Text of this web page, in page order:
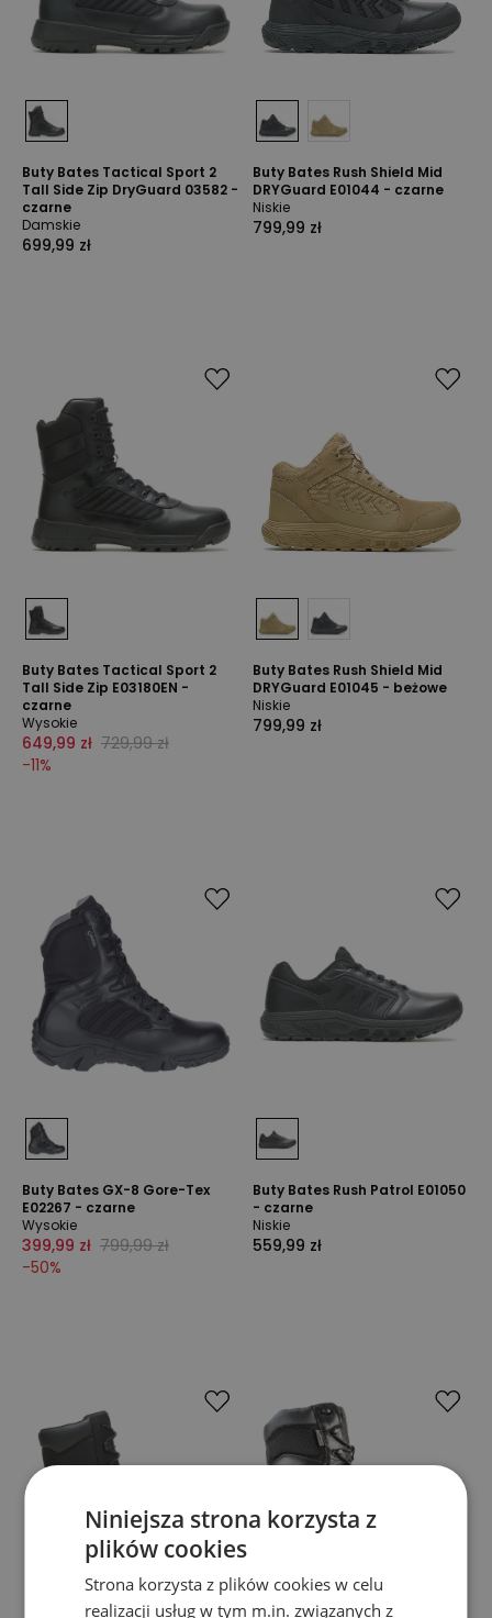
Buty Bates Tactical Sport 2
Tall Side Zip DryGuard 03582 -
czarne
Damskie
699,99 zł
Buty Bates Rush Shield Mid
DRYGuard E01044 - czarne
Niskie
799,99 zł
Buty Bates Tactical Sport 2
Tall Side Zip E03180EN -
czarne
Wysokie
649,99 zł 729,99 zł
-11%
Buty Bates Rush Shield Mid
DRYGuard E01045 - beżowe
Niskie
799,99 zł
Buty Bates GX-8 Gore-Tex
E02267 - czarne
Wysokie
399,99 zł 799,99 zł
-50%
Buty Bates Rush Patrol E01050
- czarne
Niskie
559,99 zł
Niniejsza strona korzysta z
plików cookies
Strona korzysta z plików cookies w celu
realizacji usług w tym m.in. związanych z